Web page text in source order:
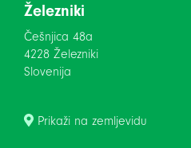
Železniki
Češnjica 48a
4228 Železniki
Slovenija
Prikaži na zemljevidu